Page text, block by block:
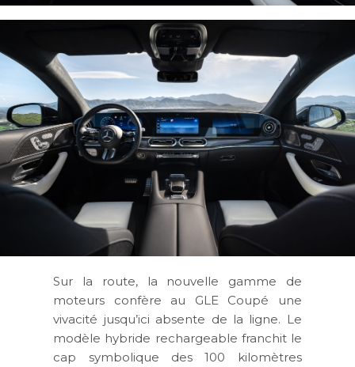
Sur la route, la nouvelle gamme de
moteurs confère au GLE Coupé une
vivacité jusqu’ici absente de la ligne. Le
modèle hybride rechargeable franchit le
cap symbolique des 100 kilomètres